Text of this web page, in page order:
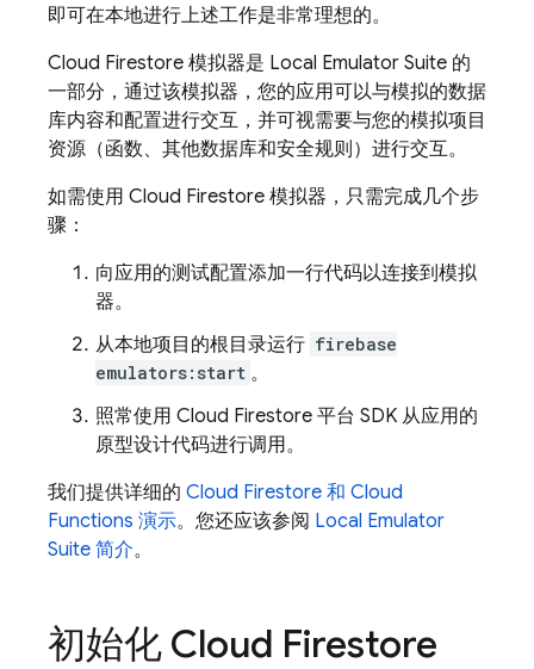
即可在本地进行上述工作是非常理想的。
Cloud Firestore 模拟器是 Local Emulator Suite 的
一部分，通过该模拟器，您的应用可以与模拟的数据
库内容和配置进行交互，并可视需要与您的模拟项目
资源（函数、其他数据库和安全规则）进行交互。
如需使用 Cloud Firestore 模拟器，只需完成几个步
骤：
向应用的测试配置添加一行代码以连接到模拟
器。
从本地项目的根目录运行 firebase
emulators:start 。
照常使用 Cloud Firestore 平台 SDK 从应用的
原型设计代码进行调用。
我们提供详细的 Cloud Firestore 和 Cloud
Functions 演示。您还应该参阅 Local Emulator
Suite 简介。
初始化 Cloud Firestore